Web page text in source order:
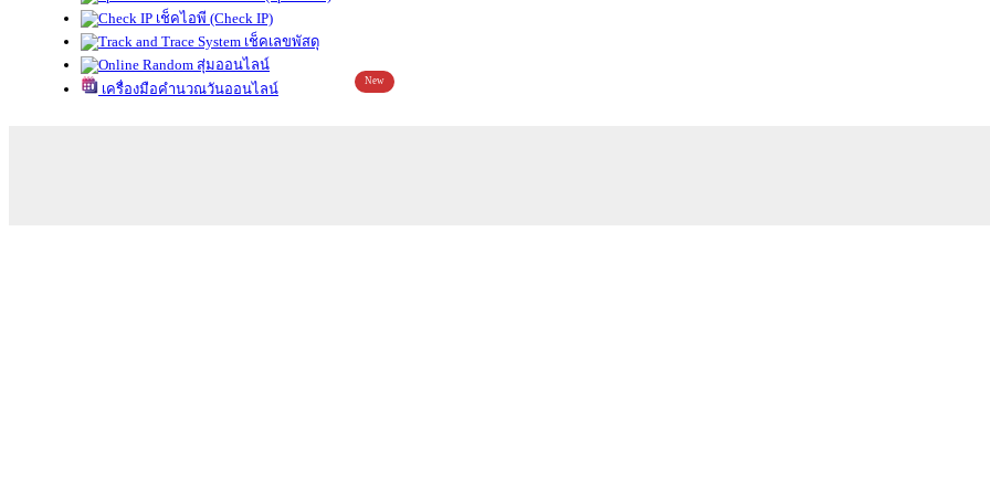
เช็คไอพี (Check IP)
เช็คเลขพัสดุ
สุ่มออนไลน์
เครื่องมือคำนวณวันออนไลน์
New